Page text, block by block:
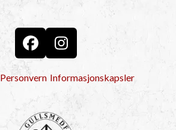
FacebookInstagram
Personvern Informasjonskapsler